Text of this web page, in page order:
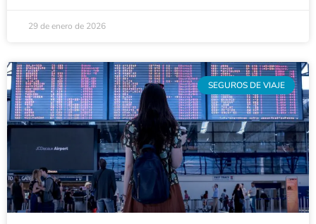
29 de enero de 2026
SEGUROS DE VIAJE